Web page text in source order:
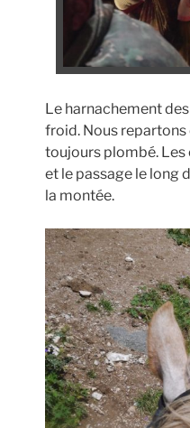
Le harnachement
froid. Nous repartons
toujours plombé. Les
et le passage le long
la montée.